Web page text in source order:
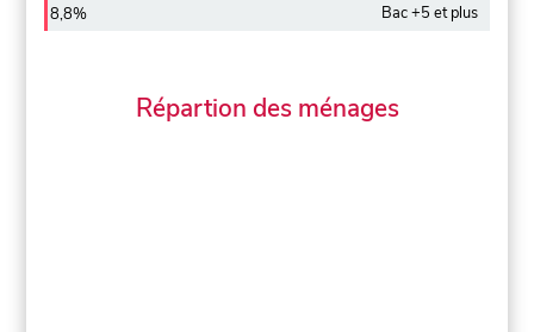
8,8% Bac +5 et plus
Répartion des ménages